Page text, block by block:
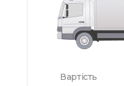
Вартість